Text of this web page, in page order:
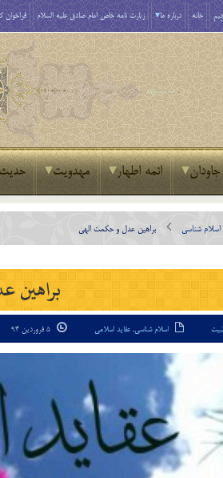
خانه درباره ما زیارت نامه خاص امام صادق علیه السلام فراخوان
ائمه اطهار مهدویت
اسلام شناسی براهين عدل و حكمت الهی
براهين
اسلام شناسی,عقاید اسلامی